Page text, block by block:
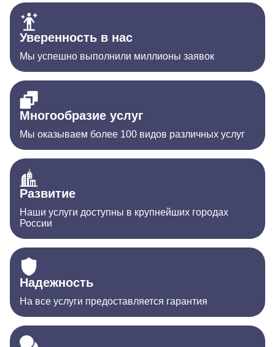
Уверенность в нас
Мы успешно выполнили миллионы заявок
Многообразие услуг
Мы оказываем более 100 видов различных услуг
Развитие
Наши услуги доступны в крупнейших городах
России
Надежность
На все услуги предоставляется гарантия